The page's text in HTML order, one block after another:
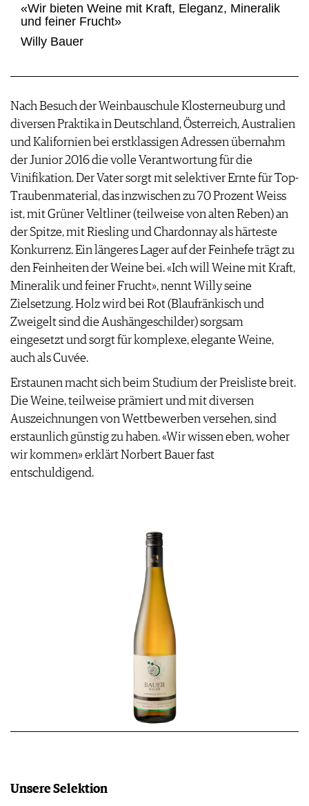
«Wir bieten Weine mit Kraft, Eleganz, Mineralik
und feiner Frucht»
Willy Bauer
Nach Besuch der Weinbauschule Klosterneuburg und
diversen Praktika in Deutschland, Österreich, Australien
und Kalifornien bei erstklassigen Adressen übernahm
der Junior 2016 die volle Verantwortung für die
Vinifikation. Der Vater sorgt mit selektiver Ernte für Top-
Traubenmaterial, das inzwischen zu 70 Prozent Weiss
ist, mit Grüner Veltliner (teilweise von alten Reben) an
der Spitze, mit Riesling und Chardonnay als härteste
Konkurrenz. Ein längeres Lager auf der Feinhefe trägt zu
den Feinheiten der Weine bei. «Ich will Weine mit Kraft,
Mineralik und feiner Frucht», nennt Willy seine
Zielsetzung. Holz wird bei Rot (Blaufränkisch und
Zweigelt sind die Aushängeschilder) sorgsam
eingesetzt und sorgt für komplexe, elegante Weine,
auch als Cuvée.
Erstaunen macht sich beim Studium der Preisliste breit.
Die Weine, teilweise prämiert und mit diversen
Auszeichnungen von Wettbewerben versehen, sind
erstaunlich günstig zu haben. «Wir wissen eben, woher
wir kommen» erklärt Norbert Bauer fast
entschuldigend.
Unsere Selektion